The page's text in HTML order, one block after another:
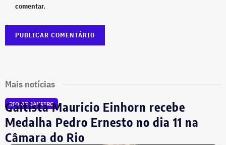
comentar.
Mais notícias
RIO DE JANEIRO
Gaitista Mauricio Einhorn recebe
Medalha Pedro Ernesto no dia 11 na
Câmara do Rio